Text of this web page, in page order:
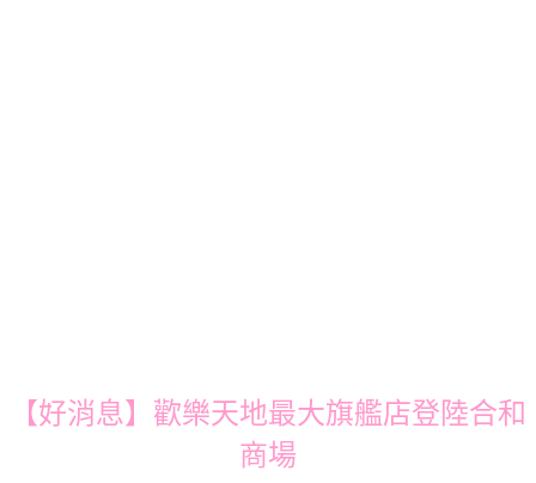
【好消息】歡樂天地最大旗艦店登陸合和
商場